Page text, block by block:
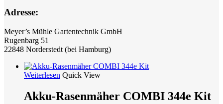
Adresse:
Meyer’s Mühle Gartentechnik GmbH
Rugenbarg 51
22848 Norderstedt (bei Hamburg)
Weiterlesen Quick View
Akku-Rasenmäher COMBI 344e Kit